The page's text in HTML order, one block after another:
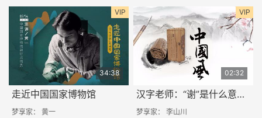
VIP
34:38
走近中国国家博物馆
梦享家： 黄一
VIP
02:32
汉字老师：“谢”是什么意思？
梦享家： 李山川